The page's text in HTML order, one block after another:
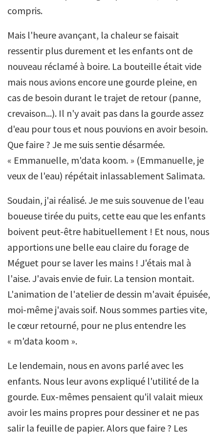
compris.
Mais l'heure avançant, la chaleur se faisait
ressentir plus durement et les enfants ont de
nouveau réclamé à boire. La bouteille était vide
mais nous avions encore une gourde pleine, en
cas de besoin durant le trajet de retour (panne,
crevaison...). Il n'y avait pas dans la gourde assez
d'eau pour tous et nous pouvions en avoir besoin.
Que faire ? Je me suis sentie désarmée.
« Emmanuelle, m'data koom. » (Emmanuelle, je
veux de l'eau) répétait inlassablement Salimata.
Soudain, j'ai réalisé. Je me suis souvenue de l'eau
boueuse tirée du puits, cette eau que les enfants
boivent peut-être habituellement ! Et nous, nous
apportions une belle eau claire du forage de
Méguet pour se laver les mains ! J'étais mal à
l'aise. J'avais envie de fuir. La tension montait.
L'animation de l'atelier de dessin m'avait épuisée,
moi-même j'avais soif. Nous sommes parties vite,
le cœur retourné, pour ne plus entendre les
« m'data koom ».
Le lendemain, nous en avons parlé avec les
enfants. Nous leur avons expliqué l'utilité de la
gourde. Eux-mêmes pensaient qu'il valait mieux
avoir les mains propres pour dessiner et ne pas
salir la feuille de papier. Alors que faire ? Les